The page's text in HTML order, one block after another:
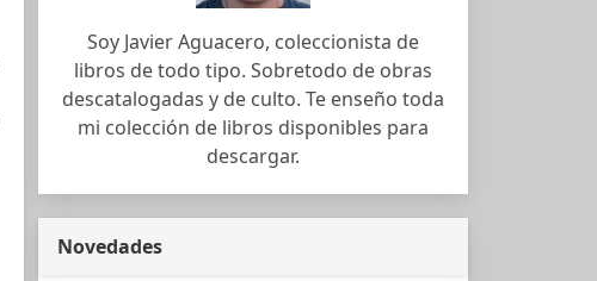
Soy Javier Aguacero, coleccionista de
libros de todo tipo. Sobretodo de obras
descatalogadas y de culto. Te enseño toda
mi colección de libros disponibles para
descargar.
Novedades